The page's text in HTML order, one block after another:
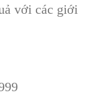
với các giới